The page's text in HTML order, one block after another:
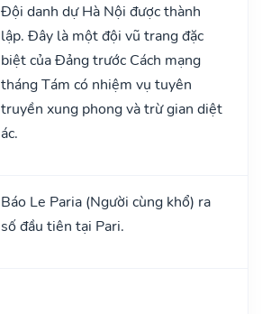
Đội danh dự Hà Nội được thành
lập. Đây là một đội vũ trang đặc
biệt của Đảng trước Cách mạng
tháng Tám có nhiệm vụ tuyên
truyền xung phong và trừ gian diệt
ác.
Báo Le Paria (Người cùng khổ) ra
số đầu tiên tại Pari.